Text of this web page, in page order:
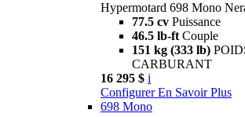
Hypermotard 698 Mono
77.5 cv Puissance
46.5 lb-ft Couple
151 kg (333 lb)
CARBURANT
16 295 $ i
Configurer En Savoir Plus
698 Mono